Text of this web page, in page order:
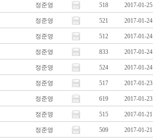
정준영 518 2017-01-25
정준영 521 2017-01-24
정준영 512 2017-01-24
정준영 833 2017-01-24
정준영 524 2017-01-24
정준영 517 2017-01-23
정준영 619 2017-01-23
정준영 515 2017-01-21
정준영 509 2017-01-21